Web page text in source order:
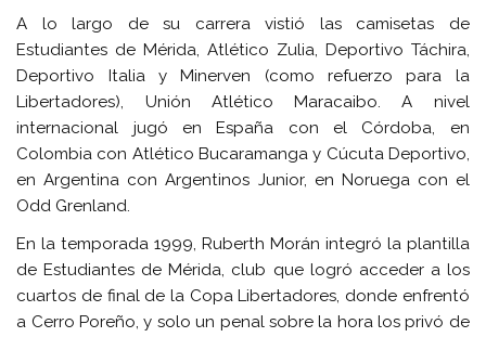
A lo largo de su carrera vistió las camisetas de
Estudiantes de Mérida, Atlético Zulia, Deportivo Táchira,
Deportivo Italia y Minerven (como refuerzo para la
Libertadores), Unión Atlético Maracaibo. A nivel
internacional jugó en España con el Córdoba, en
Colombia con Atlético Bucaramanga y Cúcuta Deportivo,
en Argentina con Argentinos Junior, en Noruega con el
Odd Grenland.
En la temporada 1999, Ruberth Morán integró la plantilla
de Estudiantes de Mérida, club que logró acceder a los
cuartos de final de la Copa Libertadores, donde enfrentó
a Cerro Poreño, y solo un penal sobre la hora los privó de